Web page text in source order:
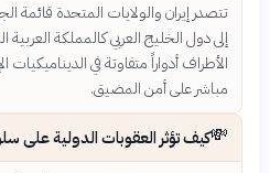
تتصدر إيران والولايات المتحدة قائمة
إلى دول الخليج العربي كالمملكة
الأطراف أدواراً متفاوتة في
مباشر على أمن المضيق.
💸كيف تؤثر العقوبات الدولية على